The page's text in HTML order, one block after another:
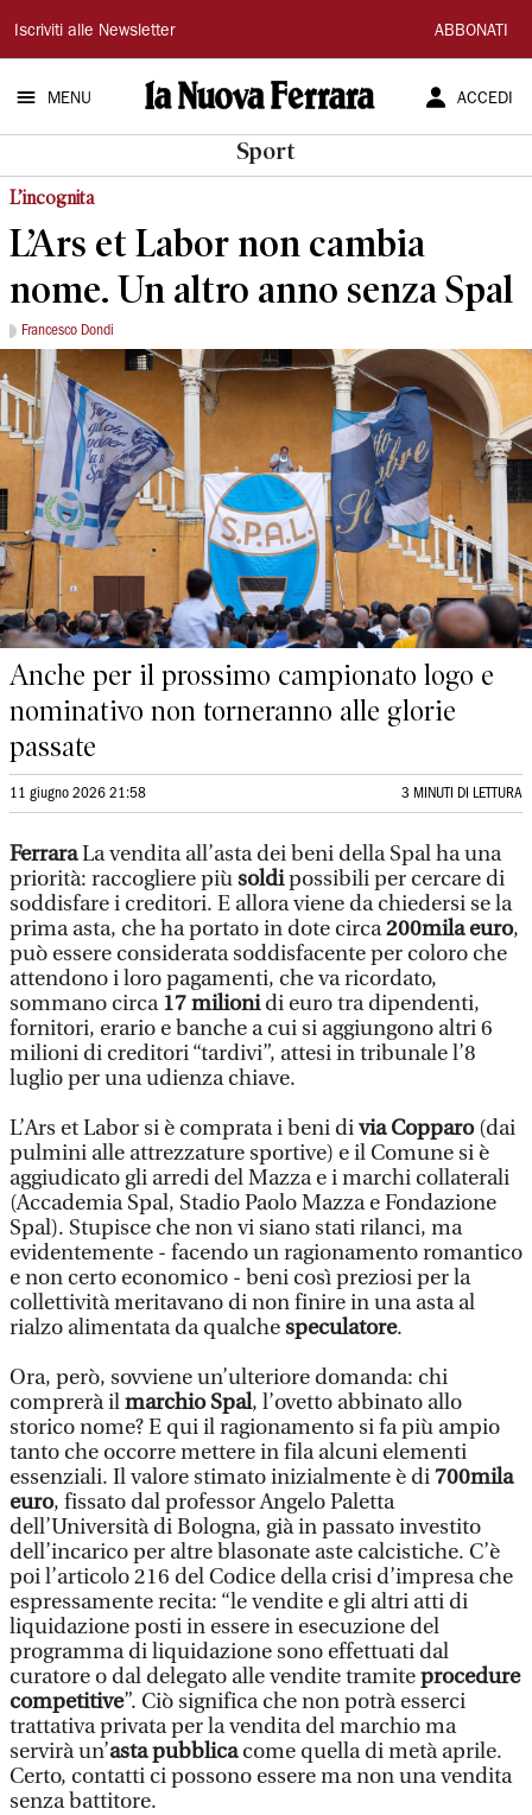
La
Nuova
Ferrara
Iscriviti alle Newsletter ABBONATI
MENU ACCEDI
Sport
L’incognita
L’Ars et Labor non cambia
nome. Un altro anno senza Spal
Francesco Dondi
Anche per il prossimo campionato logo e
nominativo non torneranno alle glorie
passate
11 giugno 2026 21:58 3 MINUTI DI LETTURA
FerraraLa vendita all’asta dei beni della Spal ha una
priorità: raccogliere piùsoldipossibili per cercare di
soddisfare i creditori. E allora viene da chiedersi se la
prima asta, che ha portato in dote circa200mila euro,
può essere considerata soddisfacente per coloro che
attendono i loro pagamenti, che va ricordato,
sommano circa 17 milionidi euro tra dipendenti,
fornitori, erario e banche a cui si aggiungono altri 6
milioni di creditori “tardivi”, attesi in tribunale l’8
luglio per una udienza chiave.
L’Ars et Labor si è comprata i beni divia Copparo(dai
pulmini alle attrezzature sportive) e il Comune si è
aggiudicato gli arredi del Mazza e i marchi collaterali
(Accademia Spal, Stadio Paolo Mazza e Fondazione
Spal). Stupisce che non vi siano stati rilanci, ma
evidentemente - facendo un ragionamento romantico
e non certo economico - beni così preziosi per la
collettività meritavano di non finire in una asta al
rialzo alimentata da qualchespeculatore.
Ora, però, sovviene un’ulteriore domanda: chi
comprerà ilmarchio Spal, l’ovetto abbinato allo
storico nome? E qui il ragionamento si fa più ampio
tanto che occorre mettere in fila alcuni elementi
essenziali. Il valore stimato inizialmente è di700mila
euro, fissato dal professor Angelo Paletta
dell’Università di Bologna, già in passato investito
dell’incarico per altre blasonate aste calcistiche. C’è
poi l’articolo 216 del Codice della crisi d’impresa che
espressamente recita: “le vendite e gli altri atti di
liquidazione posti in essere in esecuzione del
programma di liquidazione sono effettuati dal
curatore o dal delegato alle vendite tramiteprocedure
competitive”. Ciò significa che non potrà esserci
trattativa privata per la vendita del marchio ma
servirà un’asta pubblicacome quella di metà aprile.
Certo, contatti ci possono essere ma non una vendita
senza battitore.